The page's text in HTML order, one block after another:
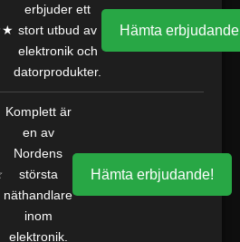
erbjuder ett
stort utbud av
elektronik och
datorprodukter.
Hämta
Komplett är
en av
Nordens
största
näthandlare
inom
elektronik.
Hämta erbjudande!